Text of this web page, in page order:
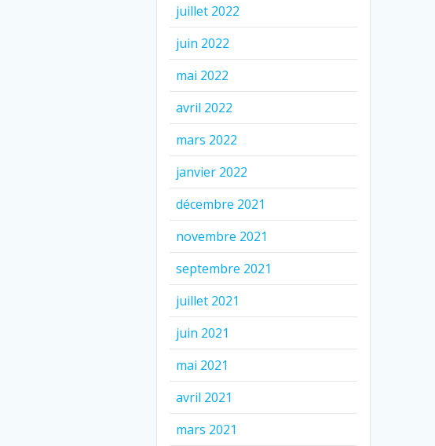
juillet 2022
juin 2022
mai 2022
avril 2022
mars 2022
janvier 2022
décembre 2021
novembre 2021
septembre 2021
juillet 2021
juin 2021
mai 2021
avril 2021
mars 2021